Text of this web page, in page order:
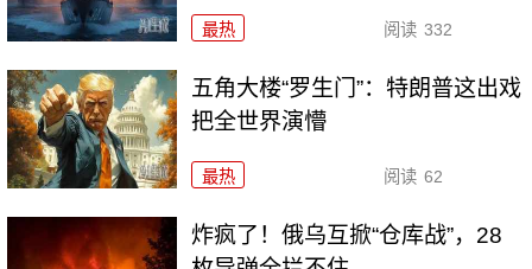
最热 阅读 332
五角大楼“罗生门”：特朗普这出戏
把全世界演懵
最热 阅读 62
炸疯了！俄乌互掀“仓库战”，28